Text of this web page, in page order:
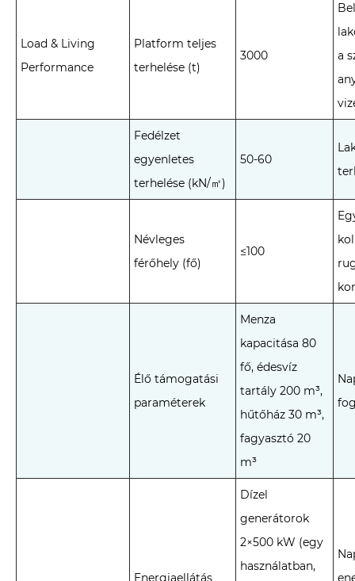
Load & Living
Performance
Platform teljes
terhelése (t)
3000
a
Fedélzet
egyenletes
terhelése (kN/㎡)
50-60
Névleges
férőhely (fő)
≤100
Élő támogatási
paraméterek
Menza
kapacitása 80
fő, édesvíz
tartály 200 m³,
hűtőház 30 m³,
fagyasztó 20
m³
Energiaellátás
Dízel
generátorok
2×500 kW (egy
használatban,